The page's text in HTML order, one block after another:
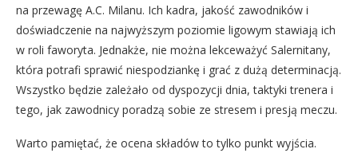
na przewagę A.C. Milanu. Ich kadra, jakość zawodników i
doświadczenie na najwyższym poziomie ligowym stawiają ich
w roli faworyta. Jednakże, nie można lekceważyć Salernitany,
która potrafi sprawić niespodziankę i grać z dużą determinacją.
Wszystko będzie zależało od dyspozycji dnia, taktyki trenera i
tego, jak zawodnicy poradzą sobie ze stresem i presją meczu.
Warto pamiętać, że ocena składów to tylko punkt wyjścia.